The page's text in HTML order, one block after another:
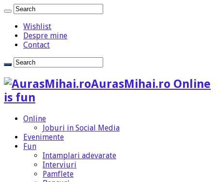
Wishlist
Despre mine
Contact
AurasMihai.ro Online
is fun
Online
Joburi in Social Media
Evenimente
Fun
Intamplari adevarate
Interviuri
Pamflete